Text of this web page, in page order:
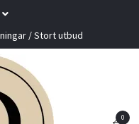
/ Stort utbud
0